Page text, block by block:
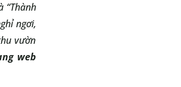
“Thành
ngơi,
vườn
web